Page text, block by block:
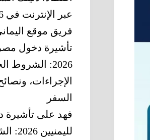
عبر الإنترنت في 2026
فريق موقع
تأشيرة دخول مصر
2026: الشروط
الإجراءات،
السفر
فهد على تأشيرة